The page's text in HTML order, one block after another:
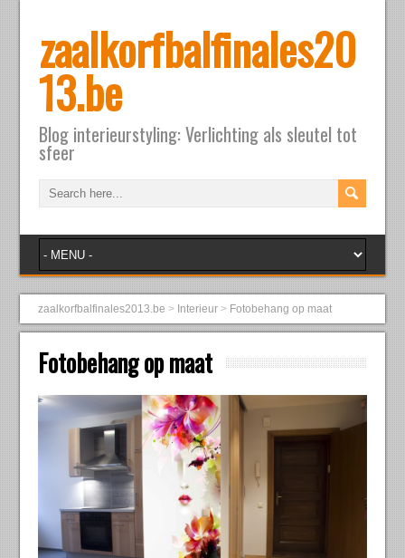
zaalkorfbalfinales20
13.be
Blog interieurstyling: Verlichting als sleutel tot
sfeer
zaalkorfbalfinales2013.be > Interieur > Fotobehang op maat
Fotobehang op maat